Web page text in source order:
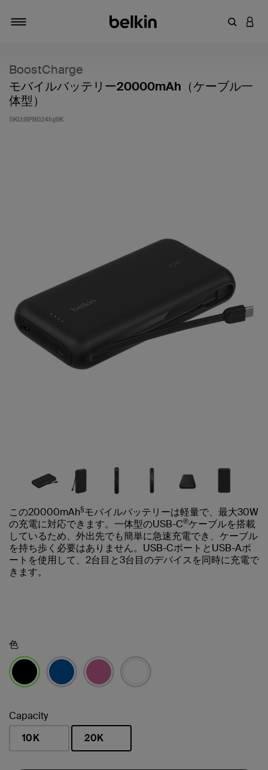
キーワアカ
BoostCharge
モバイルバッテリー20000mAh（ケーブル一
体型）
SKU:BPB024fqBK
この20000mAh§モバイルバッテリーは軽量で、最大30W
の充電に対応できます。一体型のUSB-C®ケーブルを搭載
しているため、外出先でも簡単に急速充電でき、ケーブル
を持ち歩く必要はありません。USB-CポートとUSB-Aポ
ートを使用して、2台目と3台目のデバイスを同時に充電で
きます。
色
Capacity
10K
20K